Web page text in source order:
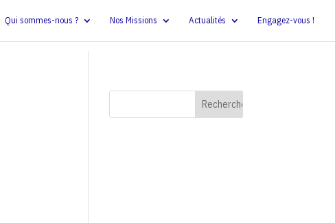
Qui sommes-nous ? Nos Missions Actualités Engagez-vous !